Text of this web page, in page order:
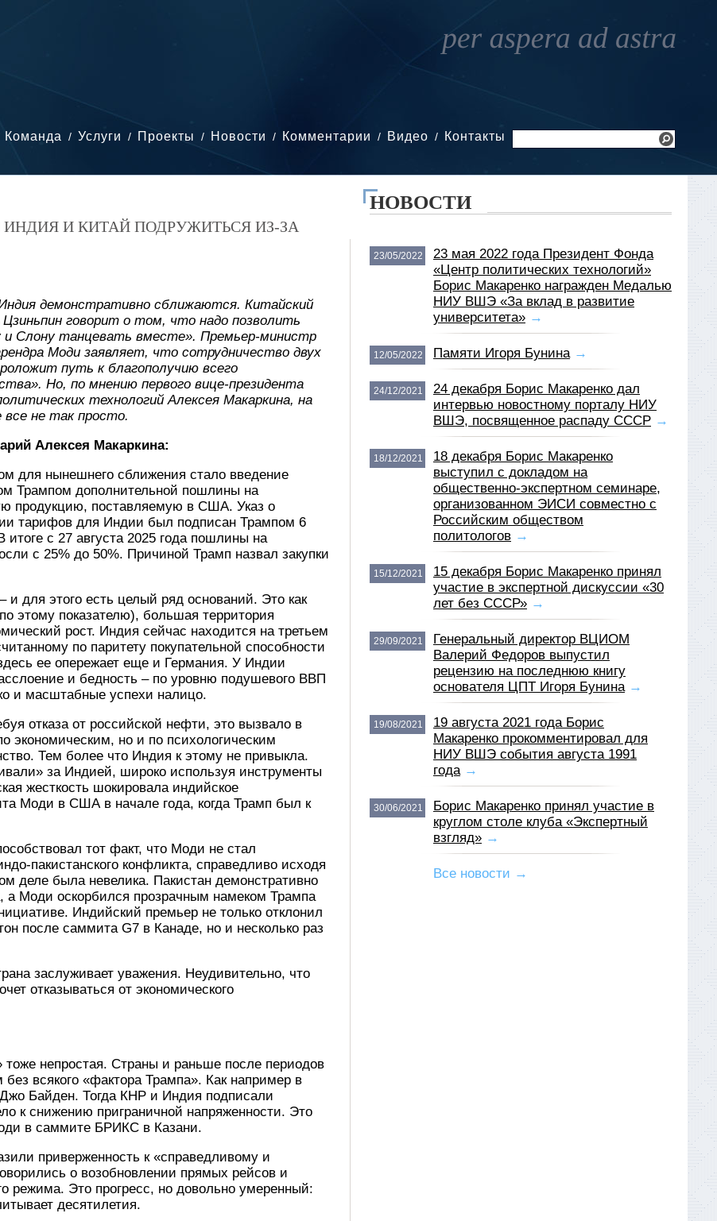
Команда Услуги Проекты Новости Комментарии Видео Контакты
ИНДИЯ И КИТАЙ ПОДРУЖИТЬСЯ ИЗ-ЗА
демонстративно сближаются. Китайский
говорит о том, что надо позволить
и Слону танцевать вместе». Премьер-министр
Моди заявляет, что сотрудничество двух
путь к благополучию всего
Но, по мнению первого вице-президента
технологий Алексея Макаркина, на
все не так просто.
Алексея Макаркина:
для нынешнего сближения стало введение
Трампом дополнительной пошлины на
продукцию, поставляемую в США. Указ о
тарифов для Индии был подписан Трампом 6
итоге с 27 августа 2025 года пошлины на
с 25% до 50%. Причиной Трамп назвал закупки
для этого есть целый ряд оснований. Это как
этому показателю), большая территория
рост. Индия сейчас находится на третьем
по паритету покупательной способности
ее опережает еще и Германия. У Индии
и бедность – по уровню подушевого ВВП
и масштабные успехи налицо.
отказа от российской нефти, это вызвало в
экономическим, но и по психологическим
Тем более что Индия к этому не привыкла.
за Индией, широко используя инструменты
жесткость шокировала индийское
Моди в США в начале года, когда Трамп был к
тот факт, что Моди не стал
пакистанского конфликта, справедливо исходя
деле была невелика. Пакистан демонстративно
Моди оскорбился прозрачным намеком Трампа
Индийский премьер не только отклонил
после саммита G7 в Канаде, но и несколько раз
заслуживает уважения. Неудивительно, что
отказываться от экономического
непростая. Страны и раньше после периодов
всякого «фактора Трампа». Как например в
Байден. Тогда КНР и Индия подписали
к снижению приграничной напряженности. Это
в саммите БРИКС в Казани.
приверженность к «справедливому и
о возобновлении прямых рейсов и
режима. Это прогресс, но довольно умеренный:
десятилетия.
НОВОСТИ
23/05/2022
23 мая 2022 года Президент Фонда
«Центр политических технологий»
Борис Макаренко награжден Медалью
НИУ ВШЭ «За вклад в развитие
университета» →
12/05/2022 Памяти Игоря Бунина →
24/12/2021
24 декабря Борис Макаренко дал
интервью новостному порталу НИУ
ВШЭ, посвященное распаду СССР →
18/12/2021
18 декабря Борис Макаренко
выступил с докладом на
общественно-экспертном семинаре,
организованном ЭИСИ совместно с
Российским обществом
политологов →
15/12/2021
15 декабря Борис Макаренко принял
участие в экспертной дискуссии «30
лет без СССР» →
29/09/2021
Генеральный директор ВЦИОМ
Валерий Федоров выпустил
рецензию на последнюю книгу
основателя ЦПТ Игоря Бунина →
19/08/2021
19 августа 2021 года Борис
Макаренко прокомментировал для
НИУ ВШЭ события августа 1991
года →
30/06/2021
Борис Макаренко принял участие в
круглом столе клуба «Экспертный
взгляд» →
Все новости →